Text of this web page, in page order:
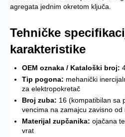
agregata jednim okretom ključa.
Tehničke
karakteristike
OEM oznaka / Kataloški broj:
Tip pogona: mehanički
za elektropokretač
Broj zuba: 16 (kompatibilan sa
vencima na zamajcu zavisno od
Materijal zupčanika: ojačana
vrat